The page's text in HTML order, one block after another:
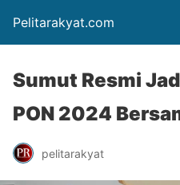
Pelitarakyat.com
Sumut Resmi
PON 2024
pelitarakyat